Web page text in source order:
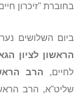
בחוברת "זיכרון
ביום השלושים
הראשון לציון
לחיים, הרב
שליט"א, הרב